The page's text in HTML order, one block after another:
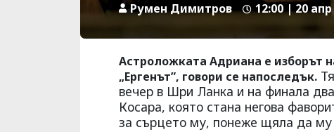
Румен Димитров 12:00 | 20 апр
Астроложката Адриана е изборът
„Ергенът”, говори се напоследък.
вечер в Шри Ланка и на финала
Косара, която стана негова
за сърцето му, понеже щяла да му